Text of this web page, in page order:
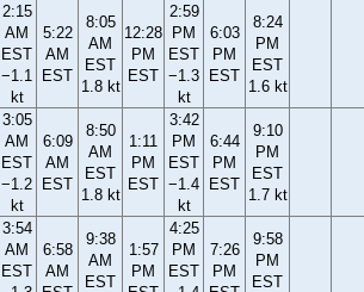
2:15
AM
EST
−1.1
kt
5:22
AM
EST
8:05
AM
EST
1.8 kt
12:28
PM
EST
2:59
PM
EST
−1.3
kt
6:03
PM
EST
8:24
PM
EST
1.6 kt
3:05
AM
EST
−1.2
kt
6:09
AM
EST
8:50
AM
EST
1.8 kt
1:11
PM
EST
3:42
PM
EST
−1.4
kt
6:44
PM
EST
9:10
PM
EST
1.7 kt
3:54
AM
EST
6:58
AM
9:38
AM
EST
1:57
PM
4:25
PM
EST
7:26
PM
9:58
PM
EST